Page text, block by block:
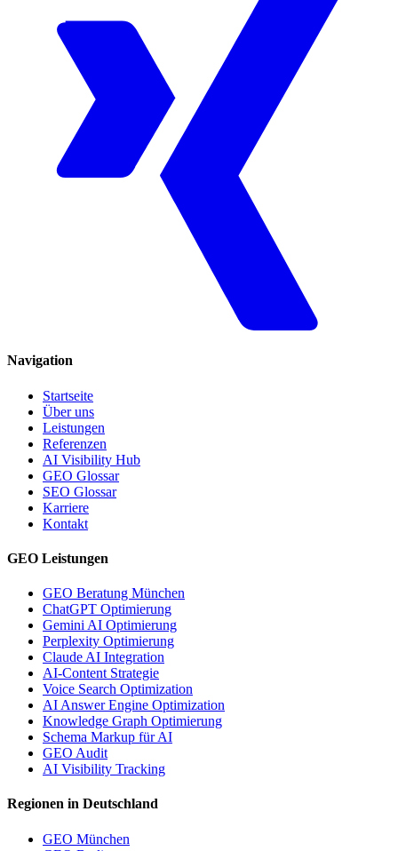
Navigation
Startseite
Über uns
Leistungen
Referenzen
AI Visibility Hub
GEO Glossar
SEO Glossar
Karriere
Kontakt
GEO Leistungen
GEO Beratung München
ChatGPT Optimierung
Gemini AI Optimierung
Perplexity Optimierung
Claude AI Integration
AI-Content Strategie
Voice Search Optimization
AI Answer Engine Optimization
Knowledge Graph Optimierung
Schema Markup für AI
GEO Audit
AI Visibility Tracking
Regionen in Deutschland
GEO München